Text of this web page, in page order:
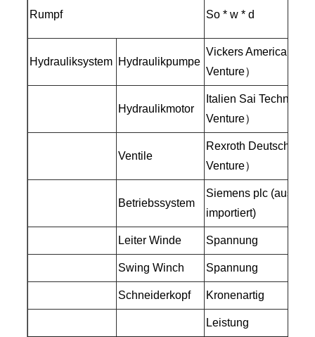
Rumpf So * w * d
Hydrauliksystem Hydraulikpumpe
Vickers America （
Venture）
Hydraulikmotor
Italien Sai
Venture）
Ventile
Rexroth Deutschland
Venture）
Betriebssystem
Siemens plc (aus
importiert)
Leiter Winde Spannung
Swing Winch Spannung
Schneiderkopf Kronenartig
Leistung